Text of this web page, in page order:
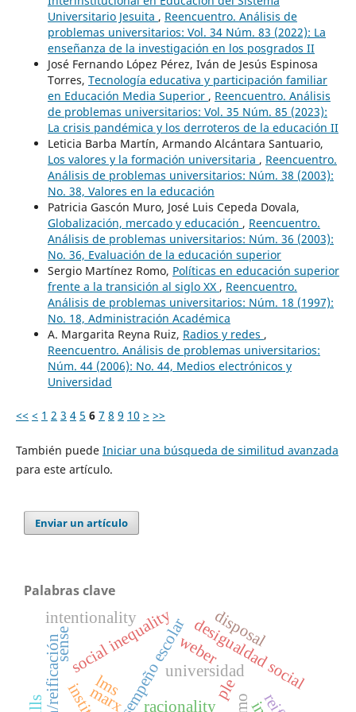
Universitario Jesuita , Reencuentro. Análisis de
problemas universitarios: Vol. 34 Núm. 83 (2022): La
enseñanza de la investigación en los posgrados II
José Fernando López Pérez, Iván de Jesús Espinosa
Torres, Tecnología educativa y participación familiar
en Educación Media Superior , Reencuentro. Análisis
de problemas universitarios: Vol. 35 Núm. 85 (2023):
La crisis pandémica y los derroteros de la educación II
Leticia Barba Martín, Armando Alcántara Santuario,
Los valores y la formación universitaria , Reencuentro.
Análisis de problemas universitarios: Núm. 38 (2003):
No. 38, Valores en la educación
Patricia Gascón Muro, José Luis Cepeda Dovala,
Globalización, mercado y educación , Reencuentro.
Análisis de problemas universitarios: Núm. 36 (2003):
No. 36, Evaluación de la educación superior
Sergio Martínez Romo, Políticas en educación superior
frente a la transición al siglo XX , Reencuentro.
Análisis de problemas universitarios: Núm. 18 (1997):
No. 18, Administración Académica
A. Margarita Reyna Ruiz, Radios y redes ,
Reencuentro. Análisis de problemas universitarios:
Núm. 44 (2006): No. 44, Medios electrónicos y
Universidad
<< < 1 2 3 4 5 6 7 8 9 10 > >>
También puede Iniciar una búsqueda de similitud avanzada
para este artículo.
Enviar un artículo
Palabras clave
universidad
desempeño escolar
social inequality desigualdad social
racionality
weber
disposal
marx ple
lms
intentionality
sense